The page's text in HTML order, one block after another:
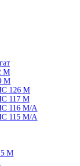
M
M
126 M
117 M
116 M/A
115 M/A
M